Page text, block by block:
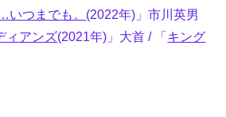
つまでも。 (2022年)」市川英男
ィアンズ(2021年)」大首 / 「キング